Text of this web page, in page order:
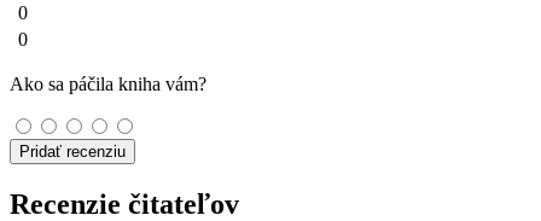
0
0
Ako sa páčila kniha vám?
Pridať recenziu
Recenzie čitateľov